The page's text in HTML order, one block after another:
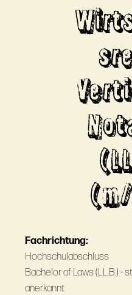
Fachrichtung:
Hochschulabschluss
Bachelor of Laws (LL.B.) -
anerkannt